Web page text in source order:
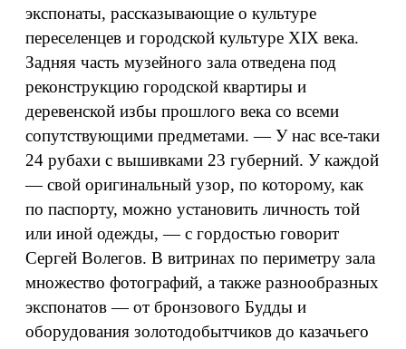
экспонаты, рассказывающие о культуре
переселенцев и городской культуре XIX века.
Задняя часть музейного зала отведена под
реконструкцию городской квартиры и
деревенской избы прошлого века со всеми
сопутствующими предметами. — У нас все-таки
24 рубахи с вышивками 23 губерний. У каждой
— свой оригинальный узор, по которому, как
по паспорту, можно установить личность той
или иной одежды, — с гордостью говорит
Сергей Волегов. В витринах по периметру зала
множество фотографий, а также разнообразных
экспонатов — от бронзового Будды и
оборудования золотодобытчиков до казачьего